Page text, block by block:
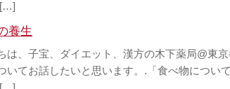
[…]
養生
は、子宝、ダイエット、漢方の木下薬局@東
いてお話したいと思います。.「食べ物につい